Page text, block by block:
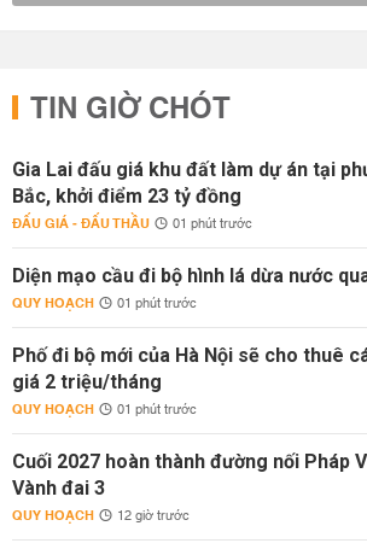
TIN GIỜ CHÓT
Gia Lai đấu giá khu đất làm dự án tại
Bắc, khởi điểm 23 tỷ đồng
ĐẤU GIÁ - ĐẤU THẦU 01 phút trước
Diện mạo cầu đi bộ hình lá dừa nước
QUY HOẠCH 01 phút trước
Phố đi bộ mới của Hà Nội sẽ cho thuê
giá 2 triệu/tháng
QUY HOẠCH 01 phút trước
Cuối 2027 hoàn thành đường nối Pháp
Vành đai 3
QUY HOẠCH 12 giờ trước